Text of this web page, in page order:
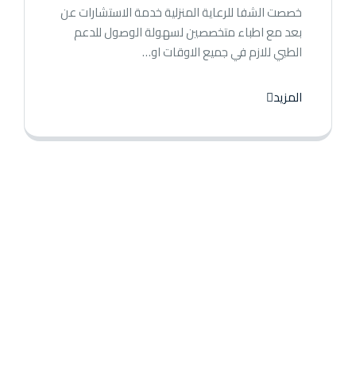
خصصت الشفا للرعاية المنزلية خدمة الاستشارات عن
بعد مع اطباء متخصصين لسهولة الوصول للدعم
الطبي للازم في جميع الاوقات او…
المزيد